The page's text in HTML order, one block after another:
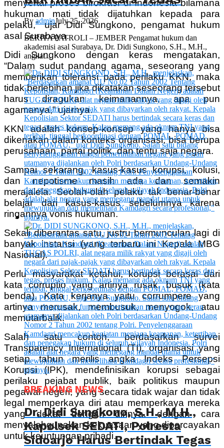
menyertai proses birokrasi di Indonesia bilamana
hukuman mati tidak dijatuhkan kepada para
pelaku,” ujar Didi Sungkono, pengamat hukum
asal Surabaya.
Didi Sungkono dengan keras mengatakan,
“Dalam sudut pandang agama, seseorang yang
memberikan toleransi pada perilaku KKN, maka
tidak berlebihan jika dikatakan seseorang tersebut
harus diragukan keimanannya, apa pun
agamanya,” ujarnya.
KKN adalah konsep-konsep yang hanya bisa
dikenakan dalam konteks organisasi, bisa berupa
perusahaan, partai politik, dan tentu saja negara.
Sampai sekarang, kasus-kasus korupsi, kolusi,
dan nepotisme masih ada dan semakin
merajalela. Seolah-olah pelaku tak benar-benar
belajar dari kasus-kasus sebelumnya karena
ringannya vonis hukuman.
Sekali diberantas satu, justru bermunculan lagi di
banyak instansi (yang terbaru ini Kepala MBG
Nasional).
Perlu masyarakat ketahui, korupsi berasal dari
kata corruptio yang artinya rusak, busuk (kata
benda). Kata kerjanya yaitu corrumpere yang
artinya merusak, membusuk, menyogok, atau
memutarbalik.
Salah satu contoh, berdasarkan survei
Transparency International (TI), organisasi yang
setiap tahun merilis angka Indeks Persepsi
Korupsi (IPK), mendefinisikan korupsi sebagai
perilaku pejabat publik, baik politikus maupun
pegawai negeri, yang secara tidak wajar dan tidak
legal memperkaya diri atau memperkaya mereka
yang dekat dengan dirinya, dengan cara
menyalahgunakan kekuasaan yang dipercayakan
untuk keuntungan pribadi.
By adminJuly 25, 2026
BERITA PATROLI – JEMBER Pengamat hukum dan
akademisi asal Surabaya, Dr. Didi Sungkono, S.H., M.H.,
angkat...
BREAKING NEWS
Dr. Didi Sungkono, S.H., M.H.,
Kapolsek SEDATI, Polresta
Sidoarjo Harus Bertindak Tegas